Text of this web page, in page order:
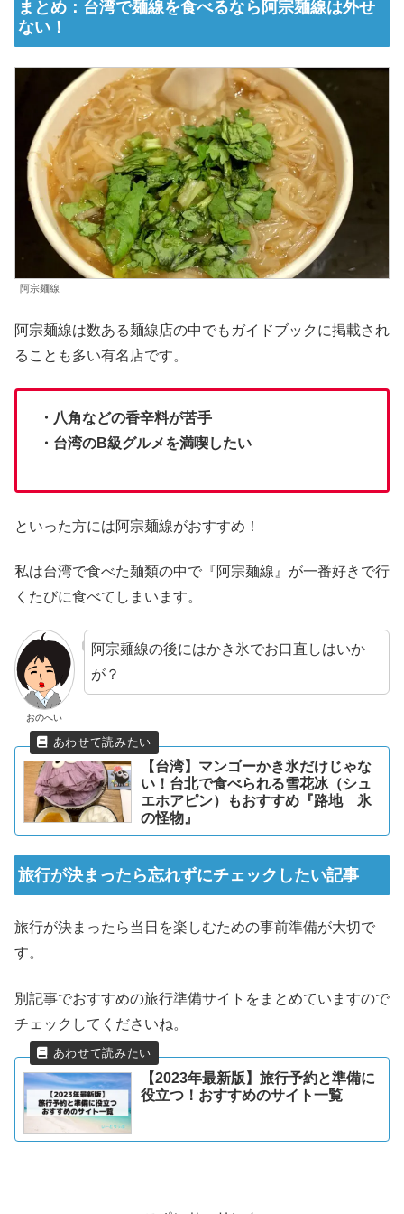
まとめ：台湾で麺線を食べるなら阿宗麺線は外せ
ない！
阿宗麺線
阿宗麺線は数ある麺線店の中でもガイドブックに掲載され
ることも多い有名店です。
・八角などの香辛料が苦手
・台湾のB級グルメを満喫したい
といった方には阿宗麺線がおすすめ！
私は台湾で食べた麺類の中で『阿宗麺線』が一番好きで行
くたびに食べてしまいます。
おのへい
阿宗麺線の後にはかき氷でお口直しはいか
が？
【台湾】マンゴーかき氷だけじゃな
い！台北で食べられる雪花冰（シュ
エホアピン）もおすすめ『路地 氷
の怪物』
旅行が決まったら忘れずにチェックしたい記事
旅行が決まったら当日を楽しむための事前準備が大切で
す。
別記事でおすすめの旅行準備サイトをまとめていますので
チェックしてくださいね。
【2023年最新版】旅行予約と準備に
役立つ！おすすめのサイト一覧